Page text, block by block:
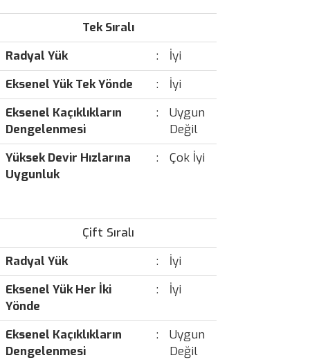
Tek Sıralı
Radyal Yük
:
İyi
Eksenel Yük Tek Yönde
:
İyi
Eksenel Kaçıklıkların
Dengelenmesi
:
Uygun
Değil
Yüksek Devir Hızlarına
Uygunluk
: Çok İyi
Çift Sıralı
Radyal Yük
:
İyi
Eksenel Yük Her İki
Yönde
: İyi
Eksenel Kaçıklıkların
Dengelenmesi
:
Uygun
Değil